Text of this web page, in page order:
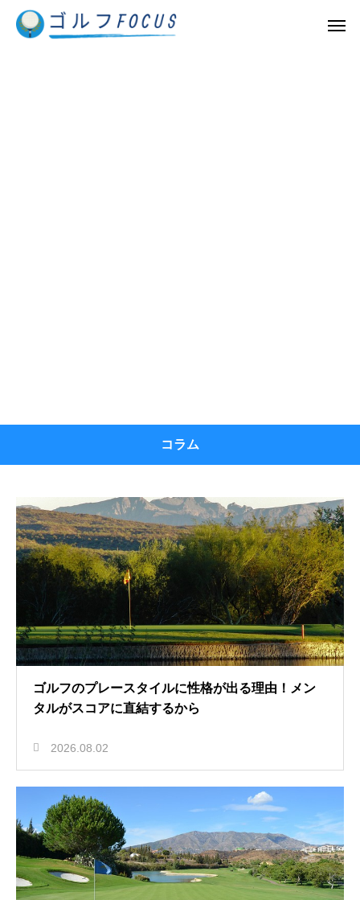
コラム
ゴルフのプレースタイルに性格が出る理由！メン
タルがスコアに直結するから
2026.08.02